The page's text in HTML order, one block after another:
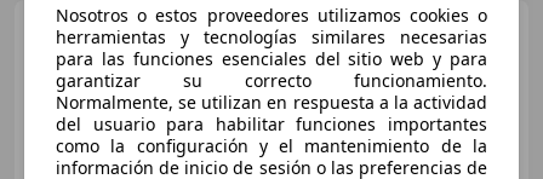
MINI Cooper D
€ 12.990
Nosotros o estos proveedores utilizamos cookies o
herramientas y tecnologías similares necesarias
para las funciones esenciales del sitio web y para
garantizar su correcto funcionamiento.
Normalmente, se utilizan en respuesta a la actividad
del usuario para habilitar funciones importantes
como la configuración y el mantenimiento de la
información de inicio de sesión o las preferencias de